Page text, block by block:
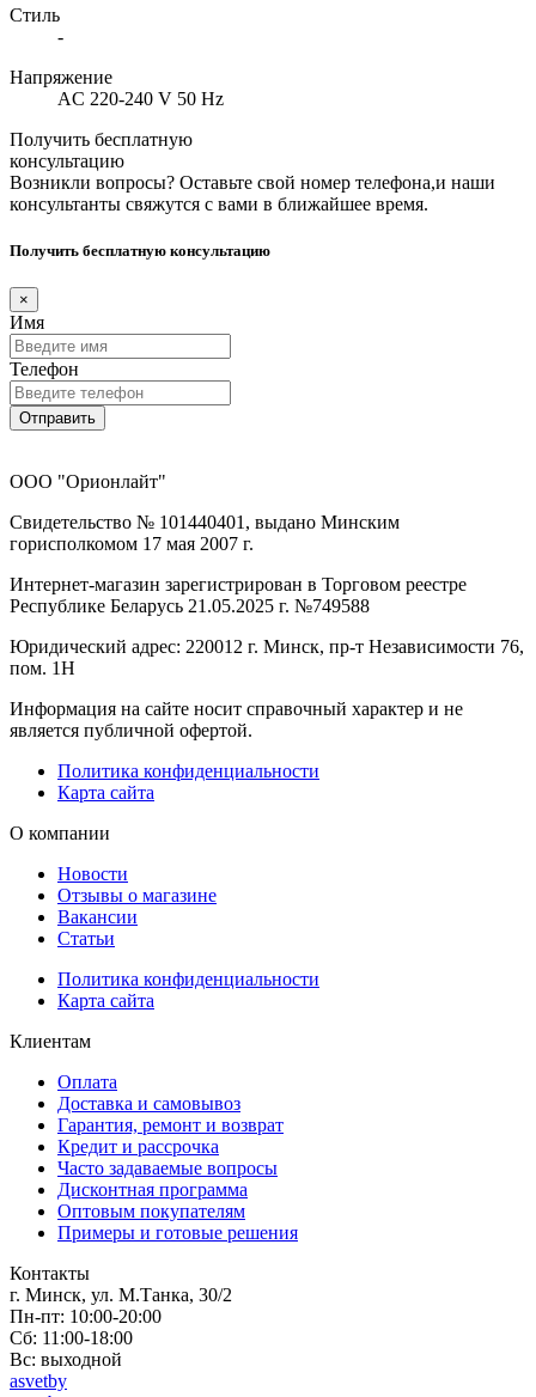
Стиль
-
Напряжение
AC 220-240 V 50 Hz
Получить бесплатную
консультацию
Возникли вопросы? Оставьте свой номер телефона,и наши
консультанты свяжутся с вами в ближайшее время.
Получить бесплатную консультацию
×
Имя
Телефон
Отправить
ООО "Орионлайт"
Свидетельство № 101440401, выдано Минским
горисполкомом 17 мая 2007 г.
Интернет-магазин зарегистрирован в Торговом реестре
Республике Беларусь 21.05.2025 г. №749588
Юридический адрес: 220012 г. Минск, пр-т Независимости 76,
пом. 1Н
Информация на сайте носит справочный характер и не
является публичной офертой.
Политика конфиденциальности
Карта сайта
О компании
Новости
Отзывы о магазине
Вакансии
Статьи
Политика конфиденциальности
Карта сайта
Клиентам
Оплата
Доставка и самовывоз
Гарантия, ремонт и возврат
Кредит и рассрочка
Часто задаваемые вопросы
Дисконтная программа
Оптовым покупателям
Примеры и готовые решения
Контакты
г. Минск, ул. М.Танка, 30/2
Пн-пт: 10:00-20:00
Сб: 11:00-18:00
Вс: выходной
asvetby